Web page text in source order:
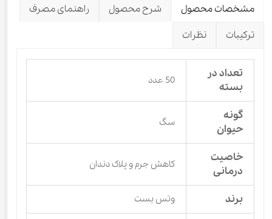
مشخصات محصول شرح محصول
راهنمای مصرف
ترکیبات
نظرات
تعداد در
بسته
50 عدد
گونه
حیوان
سگ
خاصیت
درمانی
کاهش جرم و پلاک دندان
برند وتس بست